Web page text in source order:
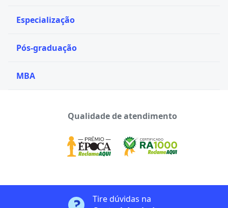
Especialização
Pós-graduação
MBA
Qualidade de atendimento
Tire dúvidas na